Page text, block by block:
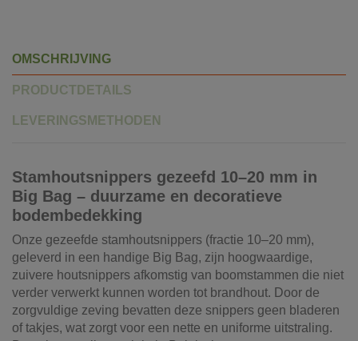
OMSCHRIJVING
PRODUCTDETAILS
LEVERINGSMETHODEN
Stamhoutsnippers gezeefd 10–20 mm in
Big Bag – duurzame en decoratieve
bodembedekking
Onze gezeefde stamhoutsnippers (fractie 10–20 mm),
geleverd in een handige Big Bag, zijn hoogwaardige,
zuivere houtsnippers afkomstig van boomstammen die niet
verder verwerkt kunnen worden tot brandhout. Door de
zorgvuldige zeving bevatten deze snippers geen bladeren
of takjes, wat zorgt voor een nette en uniforme uitstraling.